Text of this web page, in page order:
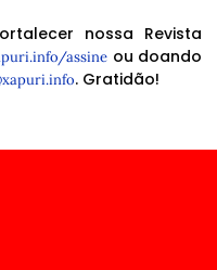
nossa Revista
assine ou doando
. Gratidão!